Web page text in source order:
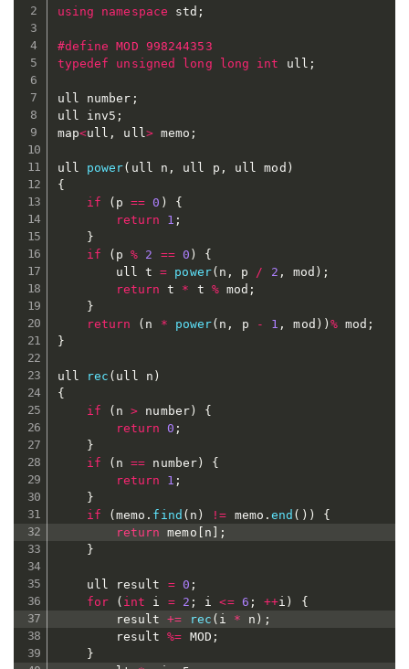
using
namespace std ;
#define MOD 998244353
typedef
unsigned long long int ull ;
ull number ;
ull inv5 ;
map<ull , ull> memo ;
ull power( ull n , ull p , ull mod )
{
if
( p == 0 )
{
return
1 ;
}
if
( p % 2 == 0 )
{
		ull t
= power( n , p / 2 , mod ) ;
return t * t % mod ;
}
return
( n * power( n , p - 1 , mod ) ) % mod ;
}
ull rec ( ull n )
{
if
( n > number)
{
return
0 ;
}
if
( n == number )
{
return
1 ;
}
if
( memo . find ( n ) != memo .end ( ) )
{
return memo n
;
}
	ull result
= 0 ;
for
( int i = 2 ; i <= 6 ; ++i )
{
		result
+= rec ( i * n ) ;
		result
%= MOD ;
}